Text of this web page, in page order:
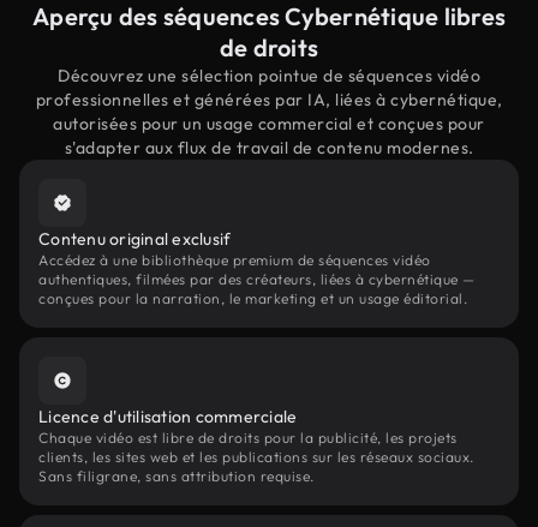
Aperçu des séquences Cybernétique libres
de droits
Découvrez une sélection pointue de séquences vidéo
professionnelles et générées par IA, liées à cybernétique,
autorisées pour un usage commercial et conçues pour
s'adapter aux flux de travail de contenu modernes.
Contenu original exclusif
Accédez à une bibliothèque premium de séquences vidéo
authentiques, filmées par des créateurs, liées à cybernétique —
conçues pour la narration, le marketing et un usage éditorial.
Licence d'utilisation commerciale
Chaque vidéo est libre de droits pour la publicité, les projets
clients, les sites web et les publications sur les réseaux sociaux.
Sans filigrane, sans attribution requise.